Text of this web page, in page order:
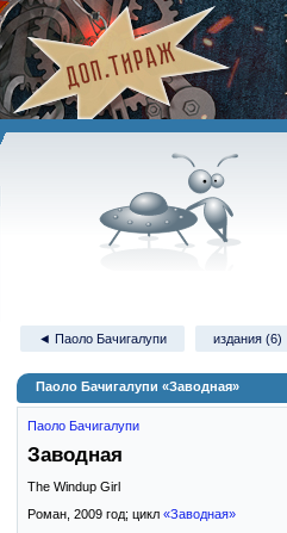
◄ Паоло Бачигалупи издания (6)
Паоло Бачигалупи «Заводная»
Паоло Бачигалупи
Заводная
The Windup Girl
Роман, 2009 год; цикл «Заводная»